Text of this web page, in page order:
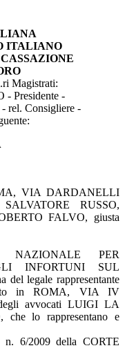
ITALIANO
Magistrati:
Presidente -
rel. Consigliere -
VIA DARDANELLI
RUSSO,
FALVO, giusta
PER
INFORTUNI SUL
del legale rappresentante
in ROMA, VIA IV
avvocati LUIGI LA
lo rappresentano e
n. 6/2009 della CORTE